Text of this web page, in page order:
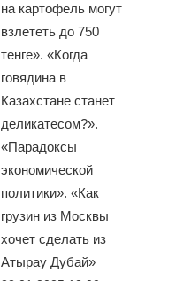
на картофель могут
взлететь до 750
тенге». «Когда
говядина в
Казахстане станет
деликатесом?».
«Парадоксы
экономической
политики». «Как
грузин из Москвы
хочет сделать из
Атырау Дубай»